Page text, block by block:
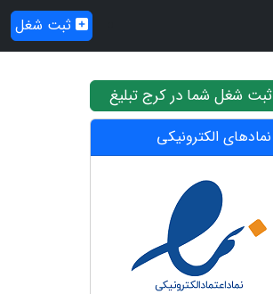
ثبت شغل
ثبت شغل شما در کرج تبلیغ
نمادهای الکترونیکی